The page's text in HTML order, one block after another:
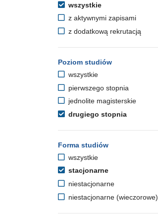
wszystkie
z aktywnymi zapisami
z dodatkową rekrutacją
Poziom studiów
wszystkie
pierwszego stopnia
jednolite magisterskie
drugiego stopnia
Forma studiów
wszystkie
stacjonarne
niestacjonarne
niestacjonarne (wieczorowe)